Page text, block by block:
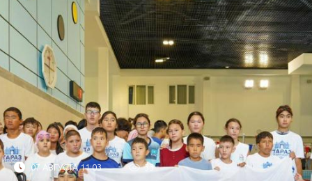
07 АВГУСТА 11:03 33